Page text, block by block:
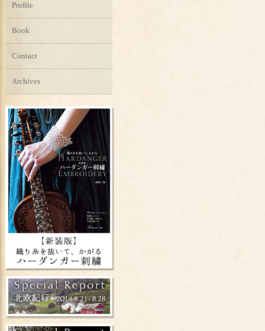
Profile
Book
Contact
Archives